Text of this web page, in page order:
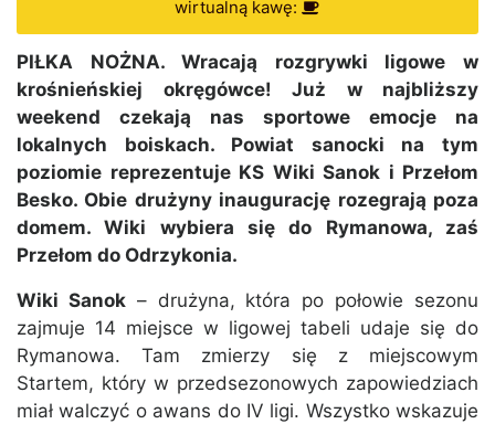
wirtualną kawę:
PIŁKA NOŻNA. Wracają rozgrywki ligowe w
krośnieńskiej okręgówce! Już w najbliższy
weekend czekają nas sportowe emocje na
lokalnych boiskach. Powiat sanocki na tym
poziomie reprezentuje KS Wiki Sanok i Przełom
Besko. Obie drużyny inaugurację rozegrają poza
domem. Wiki wybiera się do Rymanowa, zaś
Przełom do Odrzykonia.
Wiki Sanok– drużyna, która po połowie sezonu
zajmuje 14 miejsce w ligowej tabeli udaje się do
Rymanowa. Tam zmierzy się z miejscowym
Startem, który w przedsezonowych zapowiedziach
miał walczyć o awans do IV ligi. Wszystko wskazuje